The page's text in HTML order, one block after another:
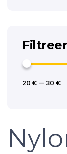
20 € — 30 €